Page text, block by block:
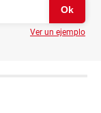
Ver un ejemplo